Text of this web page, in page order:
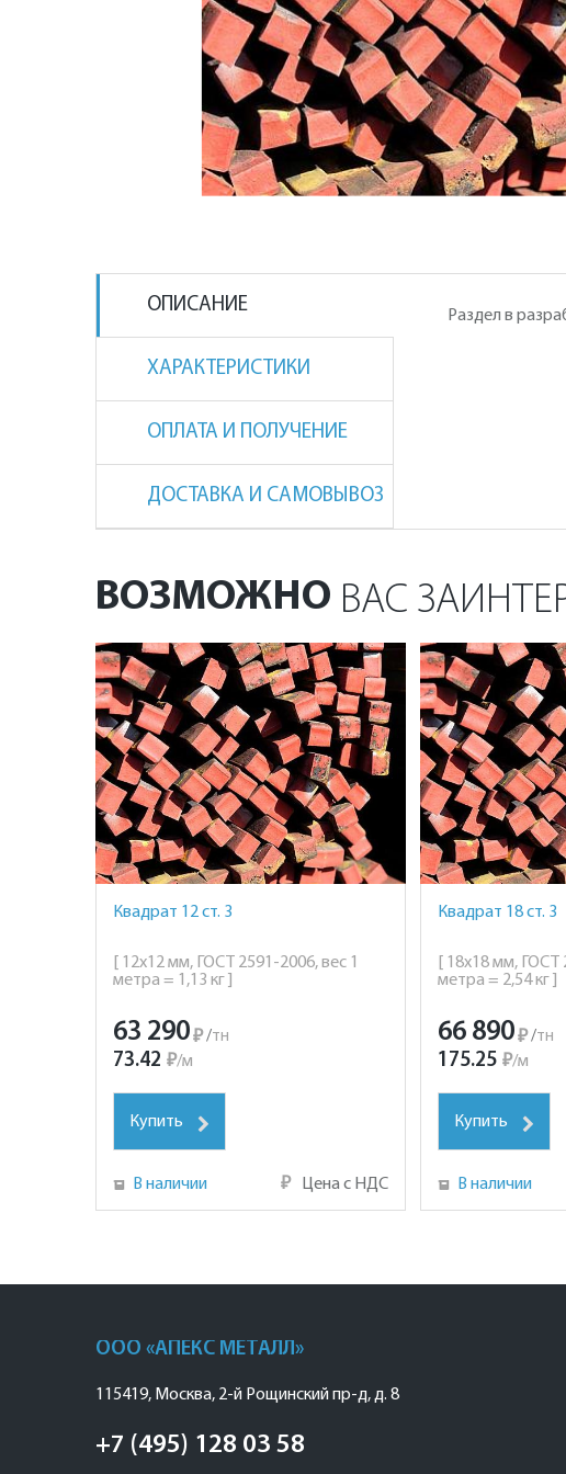
ОПИСАНИЕ
ХАРАКТЕРИСТИКИ
ОПЛАТА И ПОЛУЧЕНИЕ
ДОСТАВКА И САМОВЫВОЗ
Раздел в
ВОЗМОЖНО ВАС
Квадрат 12 ст. 3
[ 12х12 мм, ГОСТ 2591-2006, вес 1
метра = 1,13 кг ]
63 290₽ /тн
73.42 ₽/м
Купить
В наличии ₽ Цена с НДС
Квадрат 18 ст. 3
[ 18х18 мм, ГОСТ
метра = 2,54 кг ]
66 890 ₽ /тн
175.25 ₽/м
Купить
В наличии
ООО «АПЕКС МЕТАЛЛ»
115419, Москва, 2-й Рощинский пр-д, д. 8
+7 (495) 128 03 58